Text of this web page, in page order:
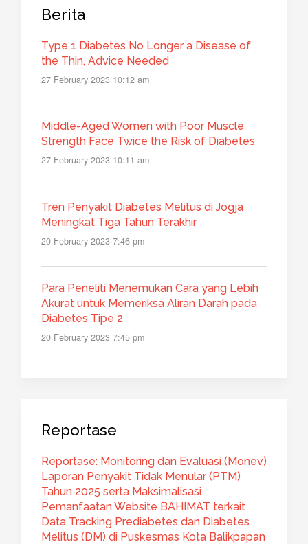
Berita
Type 1 Diabetes No Longer a Disease of
the Thin, Advice Needed
27 February 2023 10:12 am
Middle-Aged Women with Poor Muscle
Strength Face Twice the Risk of Diabetes
27 February 2023 10:11 am
Tren Penyakit Diabetes Melitus di Jogja
Meningkat Tiga Tahun Terakhir
20 February 2023 7:46 pm
Para Peneliti Menemukan Cara yang Lebih
Akurat untuk Memeriksa Aliran Darah pada
Diabetes Tipe 2
20 February 2023 7:45 pm
Reportase
Reportase: Monitoring dan Evaluasi (Monev)
Laporan Penyakit Tidak Menular (PTM)
Tahun 2025 serta Maksimalisasi
Pemanfaatan Website BAHIMAT terkait
Data Tracking Prediabetes dan Diabetes
Melitus (DM) di Puskesmas Kota Balikpapan